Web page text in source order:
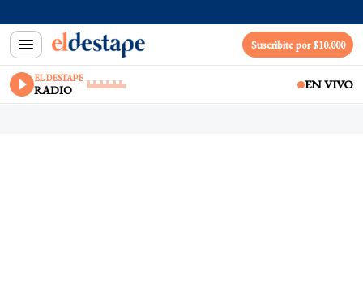
Suscribite por $10.000
EL DESTAPE
RADIO EN VIVO